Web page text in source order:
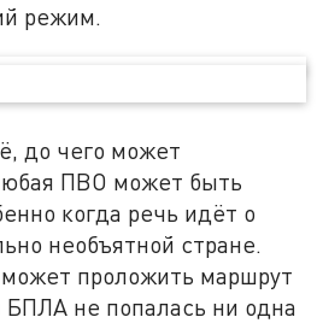
режим.
до чего может
ПВО может быть
когда речь идёт о
необъятной стране.
проложить маршрут
БПЛА не попалась ни одна